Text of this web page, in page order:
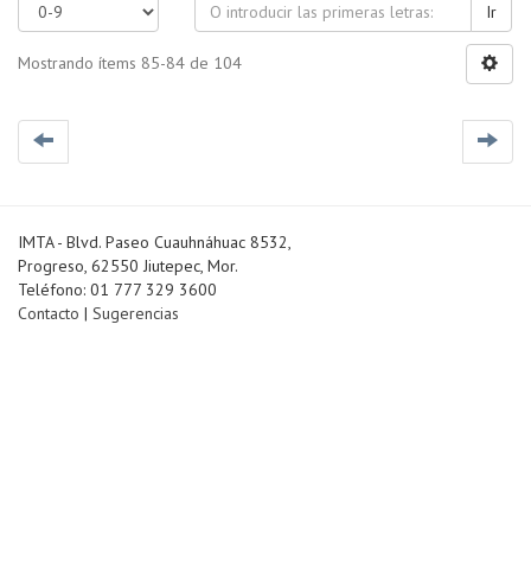
Ir
Mostrando ítems 85-84 de 104
IMTA - Blvd. Paseo Cuauhnáhuac 8532,
Progreso, 62550 Jiutepec, Mor.
Teléfono: 01 777 329 3600
Contacto | Sugerencias